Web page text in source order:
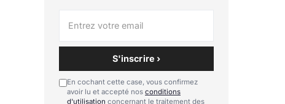
S'inscrire ›
En cochant cette case, vous confirmez
avoir lu et accepté nos conditions
d'utilisation concernant le traitement des